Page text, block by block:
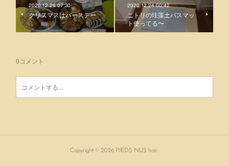
2020.12.26 07:30
クリスマスはバースデー
2020.12.24 00:42
ニトリの珪藻土バスマッ
ト使ってる〜
0コメント
Copyright © 2026 PIEDS NUS hair.